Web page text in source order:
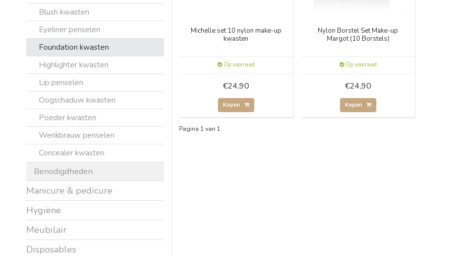
Blush kwasten
Eyeliner penselen
Foundation kwasten
Highlighter kwasten
Lip penselen
Oogschaduw kwasten
Poeder kwasten
Wenkbrauw penselen
Concealer kwasten
Benodigdheden
Manicure & pedicure
Hygiëne
Meubilair
Disposables
Michelle set 10 nylon make-up
kwasten
Op voorraad
€24,90
Kopen
Nylon Borstel Set Make-up
Margot (10 Borstels)
Op voorraad
€24,90
Kopen
Pagina 1 van 1